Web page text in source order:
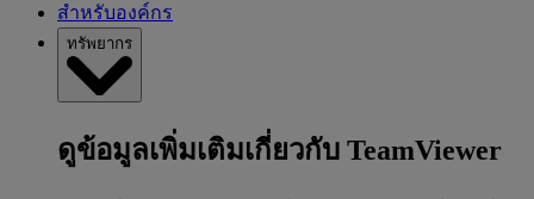
สำหรับองค์กร
ทรัพยากร
ดูข้อมูลเพิ่มเติมเกี่ยวกับ TeamViewer